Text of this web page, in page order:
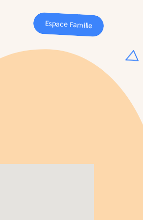
Espace Famille